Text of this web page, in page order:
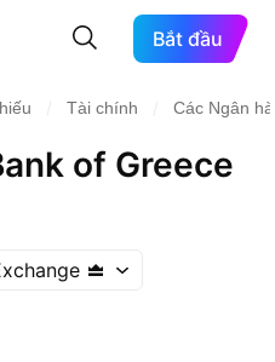
Bắt đầu
Tài chính Các Ngân
of Greece